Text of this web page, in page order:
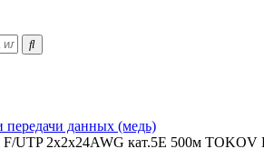
передачи данных (медь)
F/UTP 2х2х24AWG кат.5E 500м